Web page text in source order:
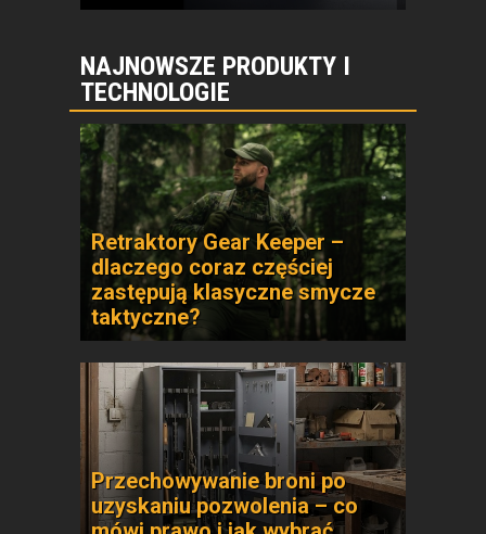
NAJNOWSZE PRODUKTY I
TECHNOLOGIE
Retraktory Gear Keeper –
dlaczego coraz częściej
zastępują klasyczne smycze
taktyczne?
Przechowywanie broni po
uzyskaniu pozwolenia – co